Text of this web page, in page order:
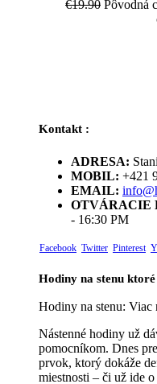
€19.90 Pôvodná
Kontakt :
ADRESA:
MOBIL: +421
EMAIL:
OTVÁRACIE
- 16:30 PM
Facebook Twitter Pinterest
Hodiny na stenu
Hodiny na stenu: Viac
Nástenné hodiny už
pomocníkom. Dnes
prvok, ktorý dokáže
miestnosti – či už ide